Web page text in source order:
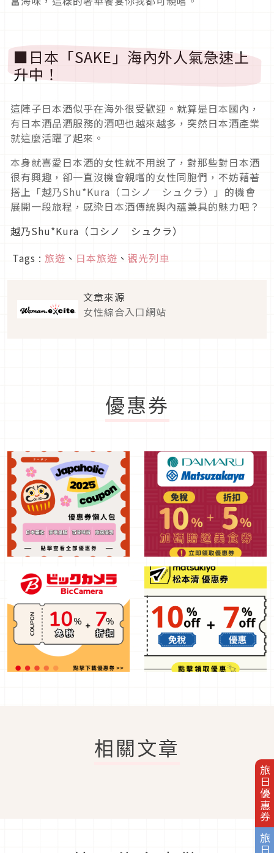
旅日優惠券
■日本「SAKE」海內外人氣急速上
升中！
這陣子日本酒似乎在海外很受歡迎。就算是日本國內，
有日本酒品酒服務的酒吧也越來越多，突然日本酒產業
就這麼活躍了起來。
本身就喜愛日本酒的女性就不用說了，對那些對日本酒
很有興趣，卻一直沒機會親嚐的女性同胞們，不妨藉著
搭上「越乃Shu*Kura（コシノ シュクラ）」的機會
展開一段旅程，感染日本酒傳統與內蘊兼具的魅力吧？
越乃Shu*Kura（コシノ シュクラ）
Tags : 旅遊 、 日本旅遊 、 觀光列車
文章來源
女性綜合入口網站
優惠券
相關文章